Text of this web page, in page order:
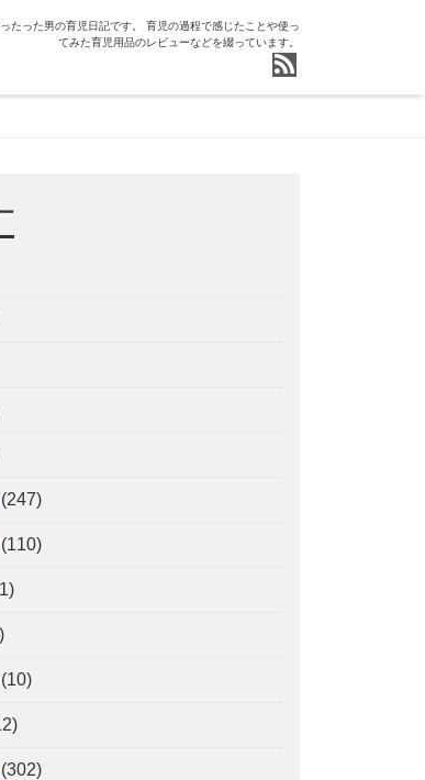
たった男の育児日記です。 育児の過程で感じたことや使っ
てみた育児用品のレビューなどを綴っています。
(247)
(110)
(10)
(302)